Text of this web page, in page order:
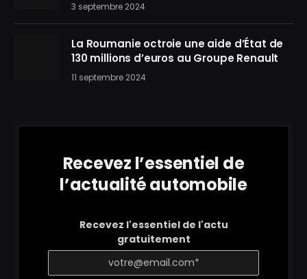
3 septembre 2024
La Roumanie octroie une aide d’État de
130 millions d’euros au Groupe Renault
11 septembre 2024
Recevez l’essentiel de
l’actualité automobile
Recevez l'essentiel de l'actu
gratuitement